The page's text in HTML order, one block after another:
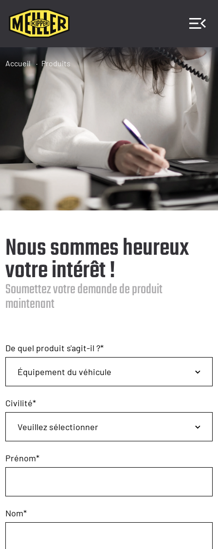
Accueil Produits
Nous sommes heureux
votre intérêt !
Soumettez votre demande de produit
maintenant
De quel produit s'agit-il ?*
Civilité*
Prénom*
Nom*